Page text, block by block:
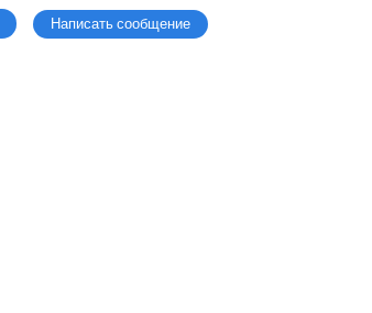
Написать сообщение